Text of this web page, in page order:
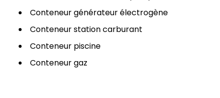
Conteneur générateur électrogène
Conteneur station carburant
Conteneur piscine
Conteneur gaz